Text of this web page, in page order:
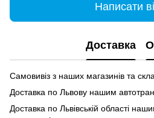
Написати
Доставка
Самовивіз з наших магазинів та
Доставка по Львову нашим
Доставка по Львівській області